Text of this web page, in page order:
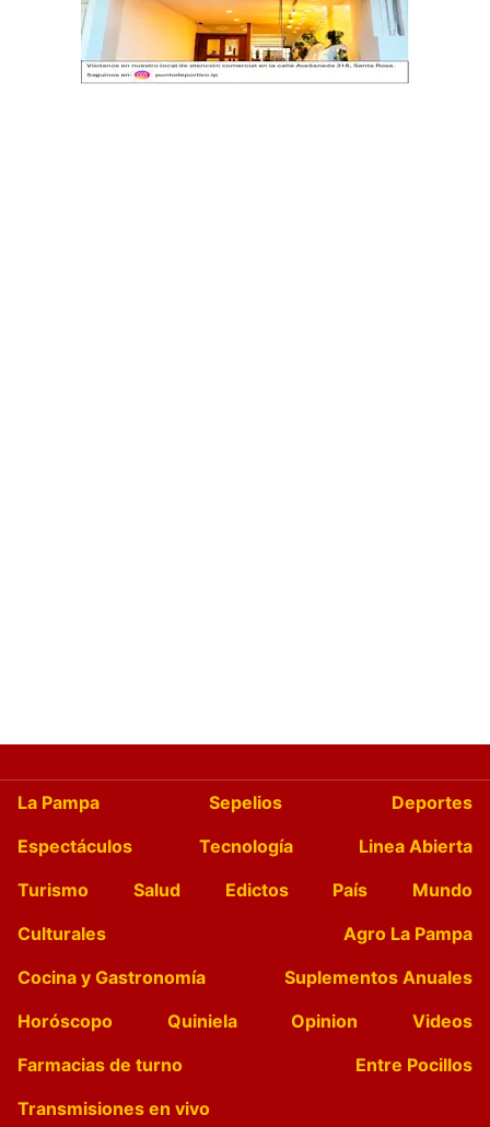
La Pampa Sepelios
Deportes
Espectáculos
Tecnología
Linea Abierta
Turismo
Salud Edictos País
Mundo
Culturales
Agro La Pampa
Cocina y Gastronomía
Suplementos Anuales
Horóscopo
Quiniela Opinion
Videos
Farmacias de turno
Entre Pocillos
Transmisiones en vivo